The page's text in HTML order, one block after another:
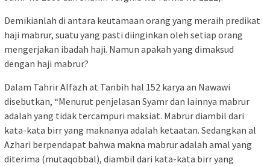
Demikianlah di antara keutamaan orang yang meraih predikat
haji mabrur, suatu yang pasti diinginkan oleh setiap orang
mengerjakan ibadah haji. Namun apakah yang dimaksud
dengan haji mabrur?
Dalam Tahrir Alfazh at Tanbih hal 152 karya an Nawawi
disebutkan, “Menurut penjelasan Syamr dan lainnya mabrur
adalah yang tidak tercampuri maksiat. Mabrur diambil dari
kata-kata birr yang maknanya adalah ketaatan. Sedangkan al
Azhari berpendapat bahwa makna mabrur adalah amal yang
diterima (mutaqobbal), diambil dari kata-kata birr yang